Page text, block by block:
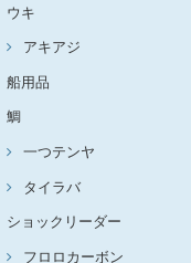
ウキ
アキアジ
船用品
鯛
一つテンヤ
タイラバ
ショックリーダー
フロロカーボン